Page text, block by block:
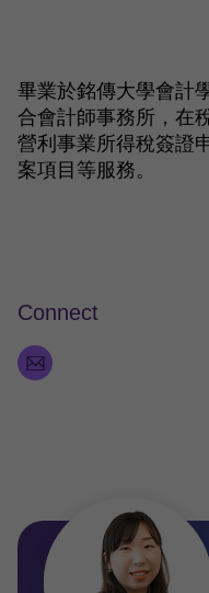
畢業於銘傳大學會計
合會計師事務所，在
營利事業所得稅簽證
案項目等服務。
Connect